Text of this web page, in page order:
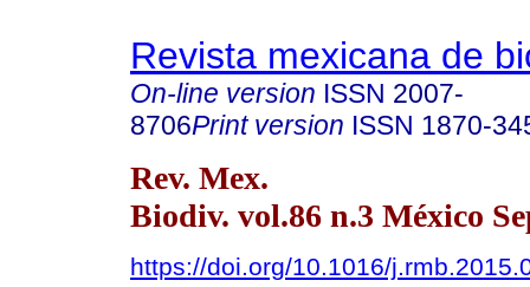
Revista mexicana de
On-line version ISSN 2007-
8706Print version ISSN 1870-
Rev. Mex.
Biodiv. vol.86 n.3 México
https://doi.org/10.1016/